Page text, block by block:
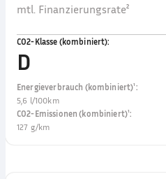
mtl. Finanzierungsrate²
CO2-Klasse (kombiniert):
D
Energieverbrauch (kombiniert)¹:
5,6 l/100km
CO2-Emissionen (kombiniert)¹:
127 g/km